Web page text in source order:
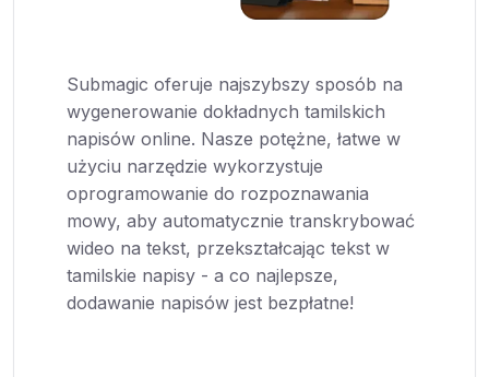
Submagic oferuje najszybszy sposób na
wygenerowanie dokładnych tamilskich
napisów online. Nasze potężne, łatwe w
użyciu narzędzie wykorzystuje
oprogramowanie do rozpoznawania
mowy, aby automatycznie transkrybować
wideo na tekst, przekształcając tekst w
tamilskie napisy - a co najlepsze,
dodawanie napisów jest bezpłatne!